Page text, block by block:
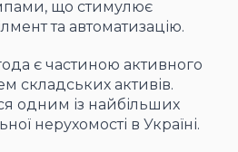
що стимулює
та автоматизацію.
є частиною активного
складських активів.
одним із найбільших
нерухомості в Україні.